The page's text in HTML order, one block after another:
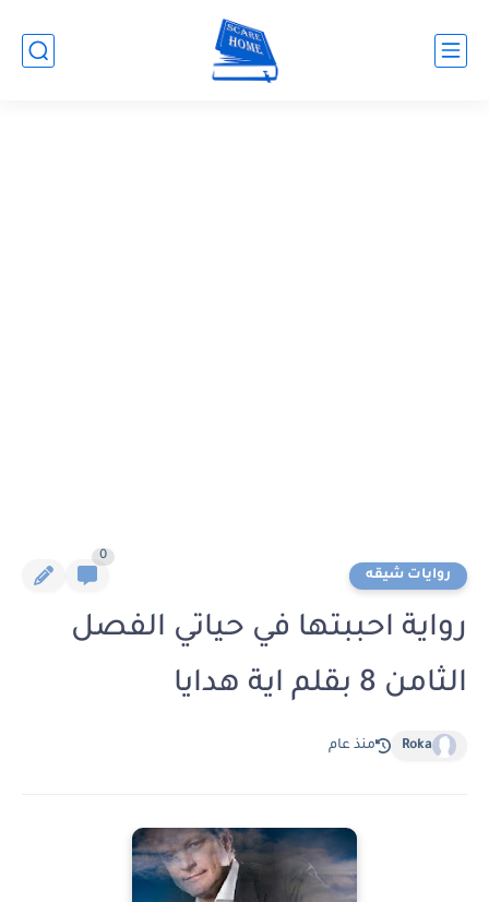
روايات شيقه
0
رواية احببتها في حياتي الفصل
الثامن 8 بقلم اية هدايا
Roka منذ عام